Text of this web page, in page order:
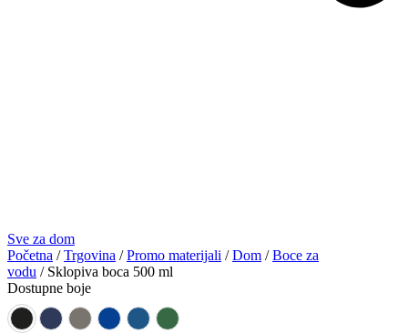
Sve za dom
Početna /Trgovina /Promo materijali /Dom /Boce za
vodu / Sklopiva boca 500 ml
Dostupne boje